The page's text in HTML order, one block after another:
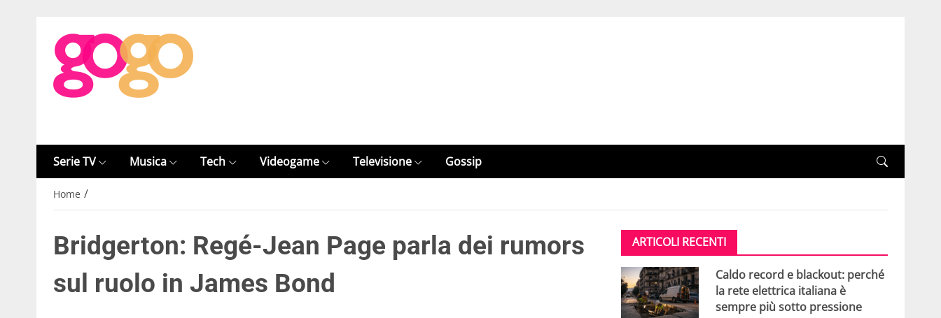
Serie TV Musica Tech Videogame Televisione Gossip
Home /
Bridgerton: Regé-Jean Page parla dei rumors
sul ruolo in James Bond
ARTICOLI RECENTI
Caldo record e blackout: perché
la rete elettrica italiana è
sempre più sotto pressione